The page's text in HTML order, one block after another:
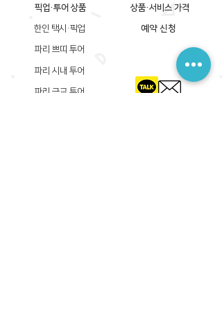
픽업·투어 상품
한인 택시·픽업
상품·서비스 가격
예약 신청
파리 쁘띠 투어
파리 시내 투어
파리 근교 투어